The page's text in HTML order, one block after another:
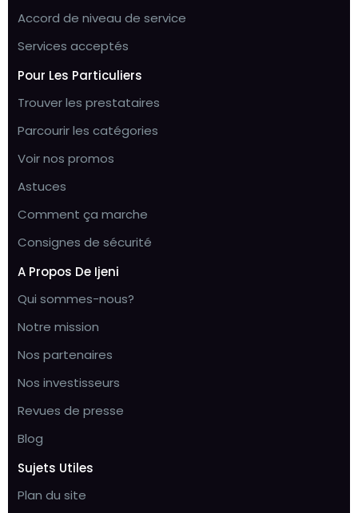
Accord de niveau de service
Services acceptés
Pour Les Particuliers
Trouver les prestataires
Parcourir les catégories
Voir nos promos
Astuces
Comment ça marche
Consignes de sécurité
A Propos De Ijeni
Qui sommes-nous?
Notre mission
Nos partenaires
Nos investisseurs
Revues de presse
Blog
Sujets Utiles
Plan du site